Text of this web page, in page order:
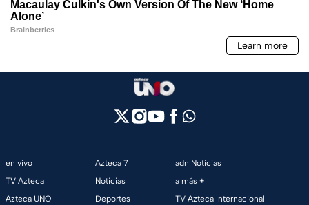
en vivo
TV Azteca
Azteca UNO
Azteca 7
Noticias
Deportes
adn Noticias
a más +
TV Azteca Internacional